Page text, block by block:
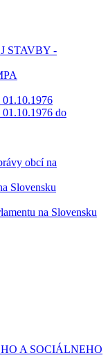
STAVBY -
01.10.1976
01.10.1976 do
obcí na
Slovensku
na Slovensku
A SOCIÁLNEHO